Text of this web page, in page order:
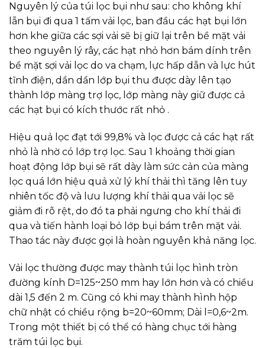
Nguyên lý của túi lọc bụi như sau: cho không khí
lẫn bụi đi qua 1 tấm vải lọc, ban đầu các hạt bụi lớn
hơn khe giữa các sợi vải sẽ bị giữ lại trên bề mặt vải
theo nguyên lý rây, các hạt nhỏ hơn bám dính trên
bề mặt sợi vải lọc do va chạm, lực hấp dẫn và lực hút
tĩnh điện, dần dần lớp bụi thu được dày lên tạo
thành lớp màng trợ lọc, lớp màng này giữ được cả
các hạt bụi có kích thước rất nhỏ .
Hiệu quả lọc đạt tới 99,8% và lọc được cả các hạt rất
nhỏ là nhờ có lớp trợ lọc. Sau 1 khoảng thời gian
hoạt động lớp bụi sẽ rất dày làm sức cản của màng
lọc quá lớn hiệu quả xử lý khí thải thì tăng lên tuy
nhiên tốc độ và lưu lượng khí thải qua vải lọc sẽ
giảm đi rõ rệt, do đó ta phải ngưng cho khí thải đi
qua và tiến hành loại bỏ lớp bụi bám trên mặt vải.
Thao tác này được gọi là hoàn nguyên khả năng lọc.
Vải lọc thường được may thành túi lọc hình tròn
đường kính D=125~250 mm hay lớn hơn và có chiều
dài 1,5 đến 2 m. Cũng có khi may thành hình hộp
chữ nhật có chiều rộng b=20~60mm; Dài l=0,6~2m.
Trong một thiết bị có thể có hàng chục tới hàng
trăm túi lọc bụi.